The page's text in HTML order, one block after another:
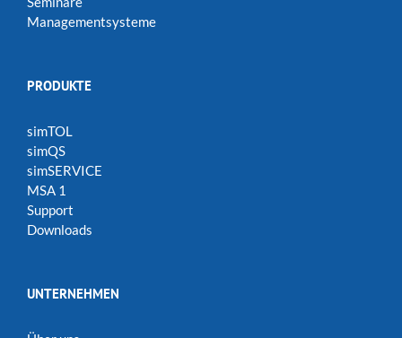
Managementsysteme
PRODUKTE
simTOL
simQS
simSERVICE
MSA 1
Support
Downloads
UNTERNEHMEN